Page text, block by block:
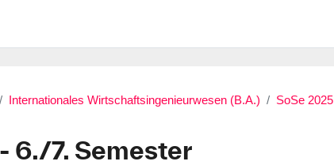
Internationales Wirtschaftsingenieurwesen (B.A.)
SoSe 2025
6./7. Semester